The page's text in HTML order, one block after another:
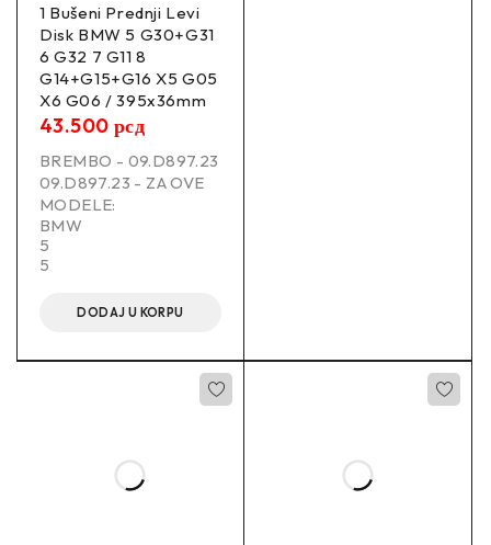
Tip diskaPuna
Ukupna visina56.5 mm
Prečnik rupe za lociranje
Količina2.0 kom
Minimalna debljina
1 Bušeni Prednji Levi
Disk BMW 5 G30+G31
6 G32 7 G11 8
G14+G15+G16 X5 G05
X6 G06 / 395x36mm
43.500 рсд
BREMBO - 09.D897.23
09.D897.23 - ZA OVE
MODELE:
BMW
5
5
DODAJ U KORPU